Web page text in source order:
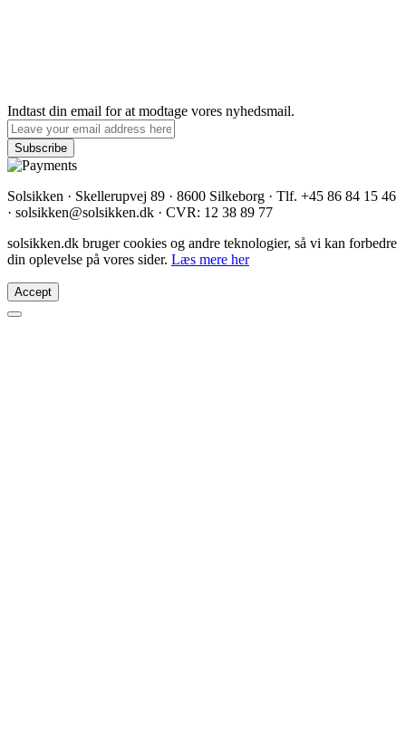
Indtast din email for at modtage vores nyhedsmail.
Solsikken · Skellerupvej 89 · 8600 Silkeborg · Tlf. +45 86 84 15 46
· solsikken@solsikken.dk · CVR: 12 38 89 77
solsikken.dk bruger cookies og andre teknologier, så vi kan forbedre
din oplevelse på vores sider. Læs mere her
Accept